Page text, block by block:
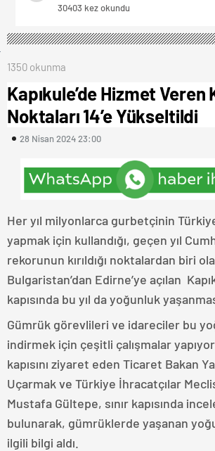
30403 kez okundu
1350 okunma
Kapıkule’de Hizmet Veren
Noktaları 14’e Yükseltildi
28 Nisan 2024 23:00
Her yıl milyonlarca gurbetçinin
yapmak için kullandığı, geçen yıl
rekorunun kırıldığı noktalardan biri
Bulgaristan’dan Edirne’ye açılan
kapısında bu yıl da yoğunluk
Gümrük görevlileri ve idareciler bu
indirmek için çeşitli çalışmalar
kapısını ziyaret eden Ticaret Bakan
Uçarmak ve Türkiye İhracatçılar
Mustafa Gültepe, sınır kapısında
bulunarak, gümrüklerde yaşanan
ilgili bilgi aldı.